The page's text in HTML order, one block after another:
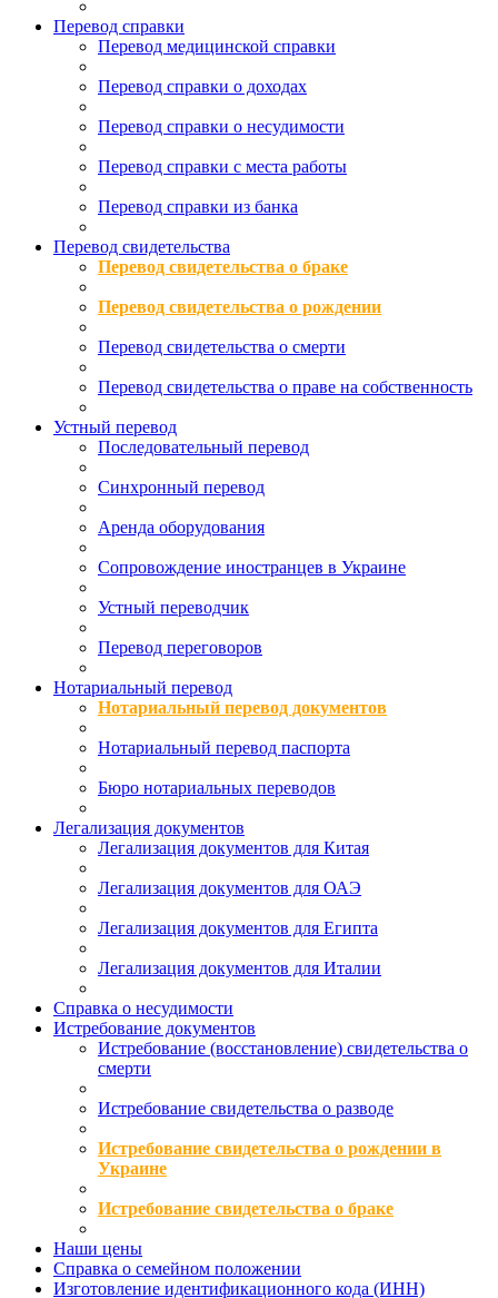
Перевод справки
Перевод медицинской справки
Перевод справки о доходах
Перевод справки о несудимости
Перевод справки с места работы
Перевод справки из банка
Перевод свидетельства
Перевод свидетельства о браке
Перевод свидетельства о рождении
Перевод свидетельства о смерти
Перевод свидетельства о праве на собственность
Устный перевод
Последовательный перевод
Синхронный перевод
Аренда оборудования
Сопровождение иностранцев в Украине
Устный переводчик
Перевод переговоров
Нотариальный перевод
Нотариальный перевод документов
Нотариальный перевод паспорта
Бюро нотариальных переводов
Легализация документов
Легализация документов для Китая
Легализация документов для ОАЭ
Легализация документов для Египта
Легализация документов для Италии
Справка о несудимости
Истребование документов
Истребование (восстановление) свидетельства о
смерти
Истребование свидетельства о разводе
Истребование свидетельства о рождении в
Украине
Истребование свидетельства о браке
Наши цены
Справка о семейном положении
Изготовление идентификационного кода (ИНН)